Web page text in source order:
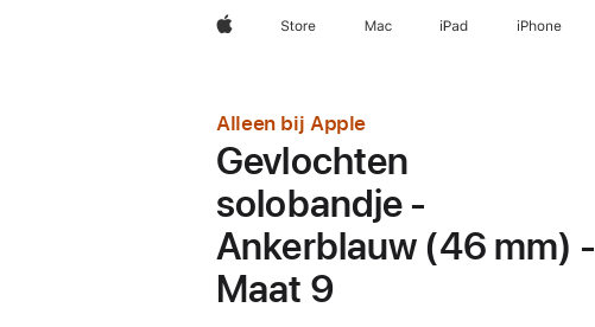
AppleStore Mac iPad iPhone
Alleen bij Apple
Gevlochten
solobandje -
Ankerblauw (46 mm) -
Maat 9